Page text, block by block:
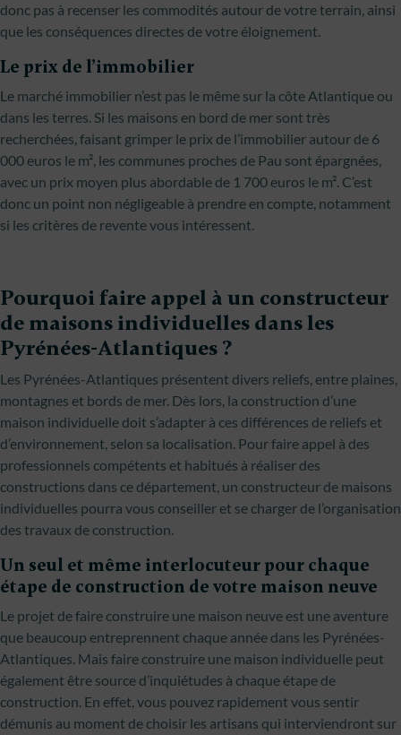
donc pas à recenser les commodités autour de votre terrain, ainsi
que les conséquences directes de votre éloignement.
Le prix de l’immobilier
Le marché immobilier n’est pas le même sur la côte Atlantique ou
dans les terres. Si les maisons en bord de mer sont très
recherchées, faisant grimper le prix de l’immobilier autour de 6
000 euros le m², les communes proches de Pau sont épargnées,
avec un prix moyen plus abordable de 1 700 euros le m². C’est
donc un point non négligeable à prendre en compte, notamment
si les critères de revente vous intéressent.
Pourquoi faire appel à un constructeur
de maisons individuelles dans les
Pyrénées-Atlantiques ?
Les Pyrénées-Atlantiques présentent divers reliefs, entre plaines,
montagnes et bords de mer. Dès lors, la construction d’une
maison individuelle doit s’adapter à ces différences de reliefs et
d’environnement, selon sa localisation. Pour faire appel à des
professionnels compétents et habitués à réaliser des
constructions dans ce département, un constructeur de maisons
individuelles pourra vous conseiller et se charger de l’organisation
des travaux de construction.
Un seul et même interlocuteur pour chaque
étape de construction de votre maison neuve
Le projet de faire construire une maison neuve est une aventure
que beaucoup entreprennent chaque année dans les Pyrénées-
Atlantiques. Mais faire construire une maison individuelle peut
également être source d’inquiétudes à chaque étape de
construction. En effet, vous pouvez rapidement vous sentir
démunis au moment de choisir les artisans qui interviendront sur